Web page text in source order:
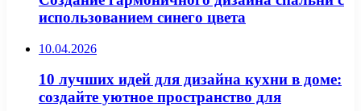
использованием синего цвета
10.04.2026
10 лучших идей для дизайна кухни в доме:
создайте уютное пространство для